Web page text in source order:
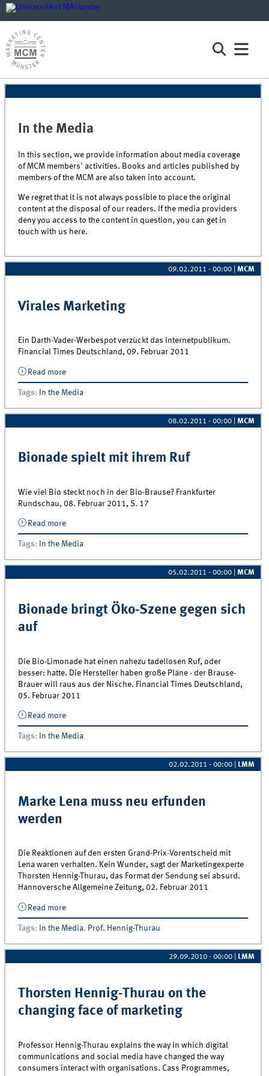
In the Media
In this section, we provide information about media coverage
of MCM members' activities. Books and articles published by
members of the MCM are also taken into account.
We regret that it is not always possible to place the original
content at the disposal of our readers. If the media providers
deny you access to the content in question, you can get in
touch with us here.
09.02.2011 - 00:00 |MCM
Virales Marketing
Ein Darth-Vader-Werbespot verzückt das Internetpublikum.
Financial Times Deutschland, 09. Februar 2011
Read moreabout Virales Marketing
Tags: In the Media
08.02.2011 - 00:00 |MCM
Bionade spielt mit ihrem Ruf
Wie viel Bio steckt noch in der Bio-Brause? Frankfurter
Rundschau, 08. Februar 2011, S. 17
Read moreabout Bionade spielt mit ihrem Ruf
Tags: In the Media
05.02.2011 - 00:00 |MCM
Bionade bringt Öko-Szene gegen sich
auf
Die Bio-Limonade hat einen nahezu tadellosen Ruf, oder
besser: hatte. Die Hersteller haben große Pläne - der Brause-
Brauer will raus aus der Nische. Financial Times Deutschland,
05. Februar 2011
Read moreabout Bionade bringt Öko-Szene gegen sich auf
Tags: In the Media
02.02.2011 - 00:00 LMM
Marke Lena muss neu erfunden
werden
Die Reaktionen auf den ersten Grand-Prix-Vorentscheid mit
Lena waren verhalten. Kein Wunder, sagt der Marketingexperte
Thorsten Hennig-Thurau, das Format der Sendung sei absurd.
Hannoversche Allgemeine Zeitung, 02. Februar 2011
Read moreabout Marke Lena muss neu erfunden werden
Tags: In the Media, Prof. Hennig-Thurau
29.09.2010 - 00:00 LMM
Thorsten Hennig-Thurau on the
changing face of marketing
Professor Hennig-Thurau explains the way in which digital
communications and social media have changed the way
consumers interact with organisations. Cass Programmes,